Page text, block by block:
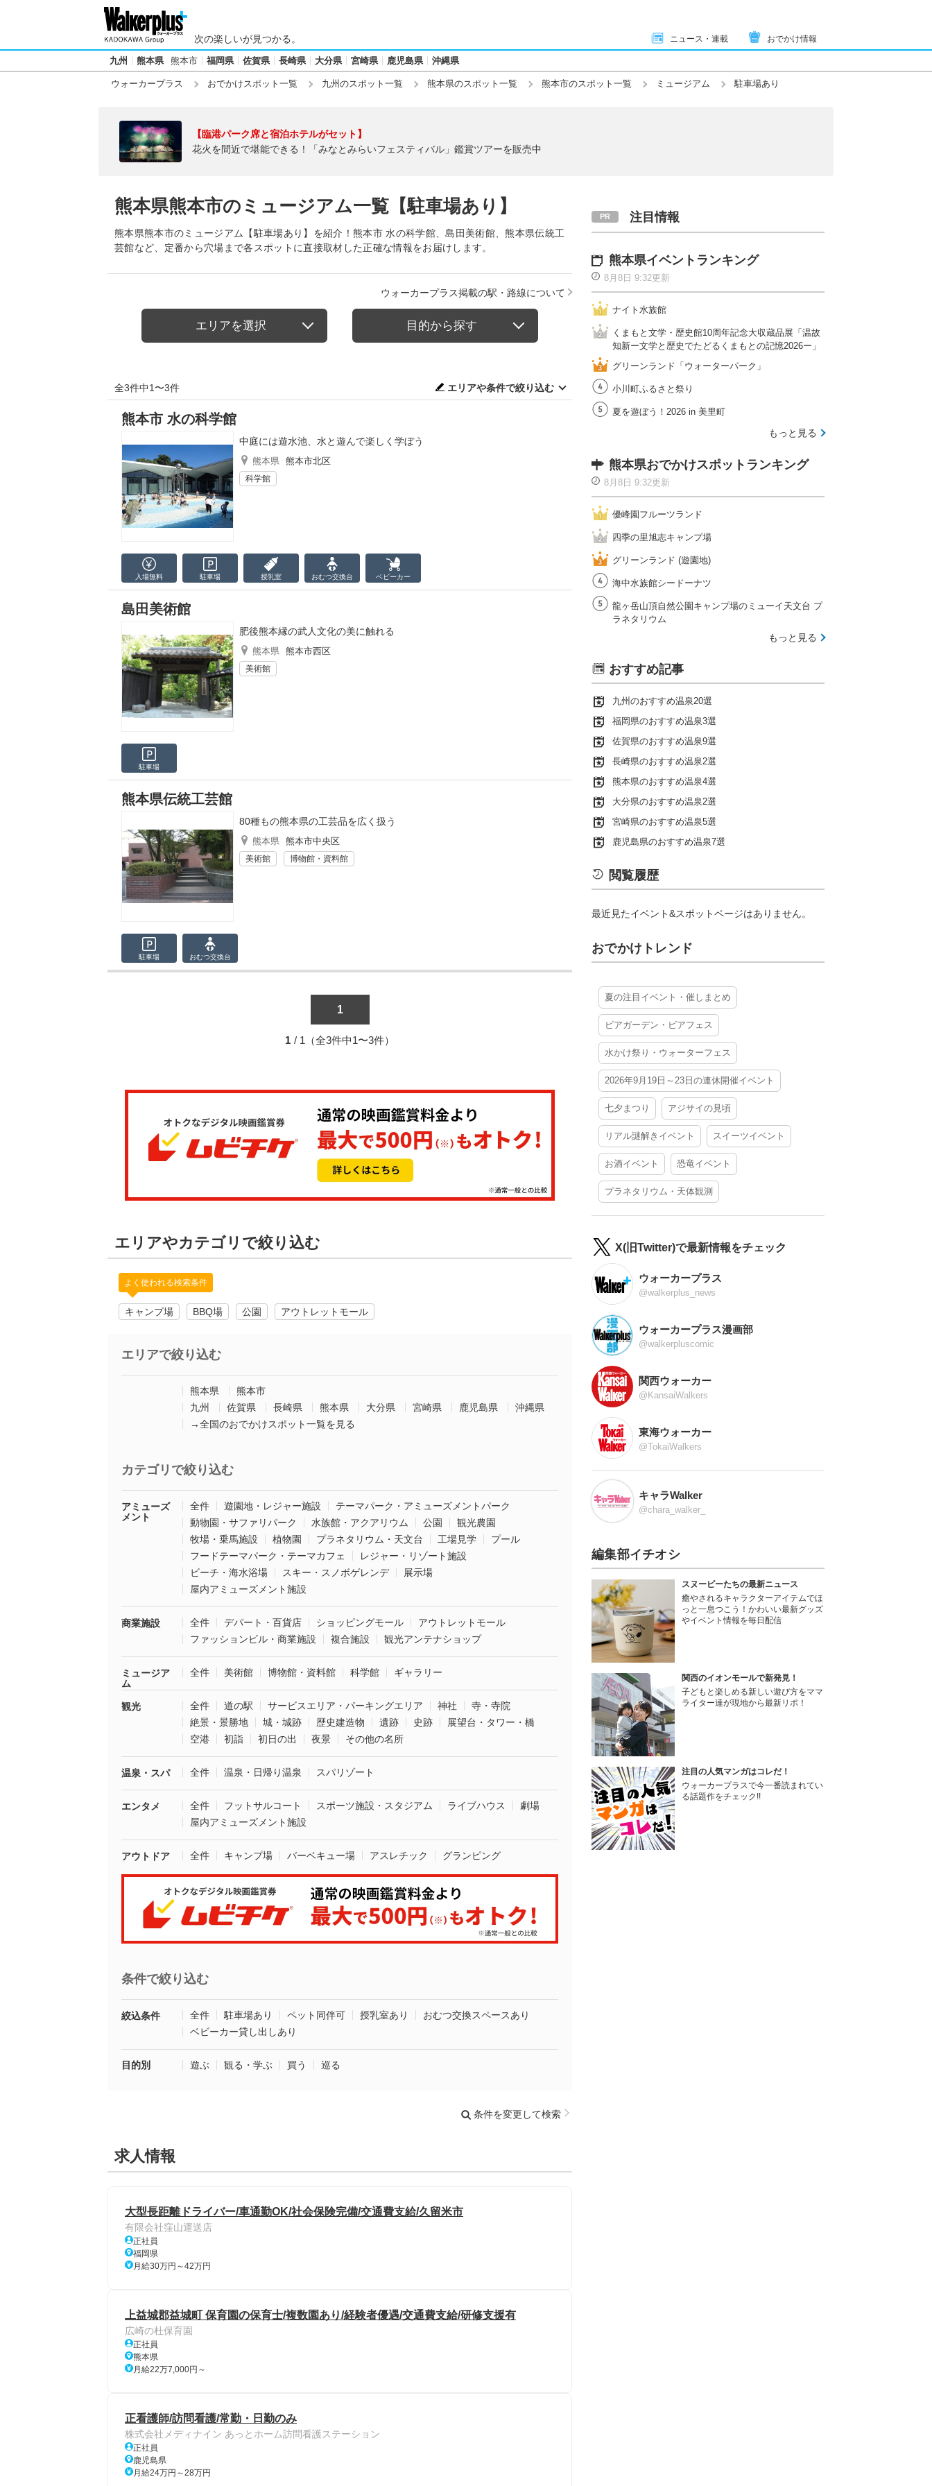
次の楽しいが見つかる。 ニュース・連載 おでかけ情報
九州 熊本県 熊本市 福岡県 佐賀県 長崎県 大分県 宮崎県 鹿児島県 沖縄県
ウォーカープラス おでかけスポット一覧 九州のスポット一覧 熊本県のスポット一覧 熊本市のスポット一覧 ミュージアム 駐車場あり
【臨港パーク席と宿泊ホテルがセット】
花火を間近で堪能できる！「みなとみらいフェスティバル」鑑賞ツアーを販売中
熊本県熊本市のミュージアム一覧【駐車場あり】
熊本県熊本市のミュージアム【駐車場あり】を紹介！熊本市 水の科学館、島田美術館、熊本県伝統工
芸館など、定番から穴場まで各スポットに直接取材した正確な情報をお届けします。
ウォーカープラス掲載の駅・路線について
エリアを選択 目的から探す
全3件中1〜3件 エリアや条件で絞り込む
熊本市 水の科学館
中庭には遊水池、水と遊んで楽しく学ぼう
熊本県 熊本市北区
科学館
入場無料 駐車場 授乳室 おむつ交換台 ベビーカー
島田美術館
肥後熊本縁の武人文化の美に触れる
熊本県 熊本市西区
美術館
駐車場
熊本県伝統工芸館
80種もの熊本県の工芸品を広く扱う
熊本県 熊本市中央区
美術館 博物館・資料館
駐車場 おむつ交換台
1
1 / 1（全3件中1〜3件）
エリアやカテゴリで絞り込む
よく使われる検索条件
キャンプ場 BBQ場 公園 アウトレットモール
エリアで絞り込む
熊本県
熊本市
九州
佐賀県 長崎県 熊本県 大分県 宮崎県 鹿児島県
沖縄県
→全国のおでかけスポット一覧を見る
カテゴリで絞り込む
アミューズ
メント
全件 遊園地・レジャー施設
テーマパーク・アミューズメントパーク
動物園・サファリパーク
水族館・アクアリウム 公園
観光農園
牧場・乗馬施設
植物園 プラネタリウム・天文台 工場見学
プール
フードテーマパーク・テーマカフェ
レジャー・リゾート施設
ビーチ・海水浴場
スキー・スノボゲレンデ
展示場
屋内アミューズメント施設
商業施設 全件 デパート・百貨店 ショッピングモール
アウトレットモール
ファッションビル・商業施設
複合施設 観光アンテナショップ
ミュージア
ム
全件 美術館 博物館・資料館 科学館 ギャラリー
観光 全件 道の駅 サービスエリア・パーキングエリア 神社
寺・寺院
絶景・景勝地
城・城跡 歴史建造物 遺跡 史跡
展望台・タワー・橋
空港
初詣 初日の出 夜景 その他の名所
温泉・スパ 全件 温泉・日帰り温泉 スパリゾート
エンタメ 全件 フットサルコート スポーツ施設・スタジアム ライブハウス
劇場
屋内アミューズメント施設
アウトドア 全件 キャンプ場 バーベキュー場 アスレチック グランピング
条件で絞り込む
絞込条件 全件 駐車場あり ペット同伴可 授乳室あり
おむつ交換スペースあり
ベビーカー貸し出しあり
目的別 遊ぶ 観る・学ぶ 買う 巡る
条件を変更して検索
求人情報
大型長距離ドライバー/車通勤OK/社会保険完備/交通費支給/久留米市
有限会社窪山運送店
正社員
福岡県
月給30万円～42万円
上益城郡益城町 保育園の保育士/複数園あり/経験者優遇/交通費支給/研修支援有
広崎の杜保育園
正社員
熊本県
月給22万7,000円～
正看護師/訪問看護/常勤・日勤のみ
株式会社メディナイン あっとホーム訪問看護ステーション
正社員
鹿児島県
月給24万円～28万円
注目情報
熊本県イベントランキング
8月8日 9:32更新
ナイト水族館
くまもと文学・歴史館10周年記念大収蔵品展「温故
知新ー文学と歴史でたどるくまもとの記憶2026ー」
グリーンランド「ウォーターパーク」
小川町ふるさと祭り
夏を遊ぼう！2026 in 美里町
もっと見る
熊本県おでかけスポットランキング
8月8日 9:32更新
優峰園フルーツランド
四季の里旭志キャンプ場
グリーンランド (遊園地)
海中水族館シードーナツ
龍ヶ岳山頂自然公園キャンプ場のミューイ天文台 プ
ラネタリウム
もっと見る
おすすめ記事
九州のおすすめ温泉20選
福岡県のおすすめ温泉3選
佐賀県のおすすめ温泉9選
長崎県のおすすめ温泉2選
熊本県のおすすめ温泉4選
大分県のおすすめ温泉2選
宮崎県のおすすめ温泉5選
鹿児島県のおすすめ温泉7選
閲覧履歴
最近見たイベント&スポットページはありません。
おでかけトレンド
夏の注目イベント・催しまとめ
ビアガーデン・ビアフェス
水かけ祭り・ウォーターフェス
2026年9月19日～23日の連休開催イベント
七夕まつり アジサイの見頃
リアル謎解きイベント スイーツイベント
お酒イベント 恐竜イベント
プラネタリウム・天体観測
X(旧Twitter)で最新情報をチェック
ウォーカープラス
@walkerplus_news
ウォーカープラス漫画部
@walkerpluscomic
関西ウォーカー
@KansaiWalkers
東海ウォーカー
@TokaiWalkers
キャラWalker
@chara_walker_
編集部イチオシ
スヌーピーたちの最新ニュース
癒やされるキャラクターアイテムでほ
っと一息つこう！かわいい最新グッズ
やイベント情報を毎日配信
関西のイオンモールで新発見！
子どもと楽しめる新しい遊び方をママ
ライター達が現地から最新リポ！
注目の人気マンガはコレだ！
ウォーカープラスで今一番読まれてい
る話題作をチェック!!